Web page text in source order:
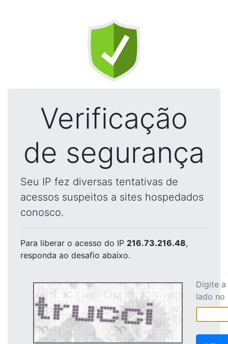
Verificação
de segurança
Seu IP fez diversas tentativas de
acessos suspeitos a sites hospedados
conosco.
Para liberar o acesso do IP 216.73.216.48,
responda ao desafio abaixo.
Digite
lado no